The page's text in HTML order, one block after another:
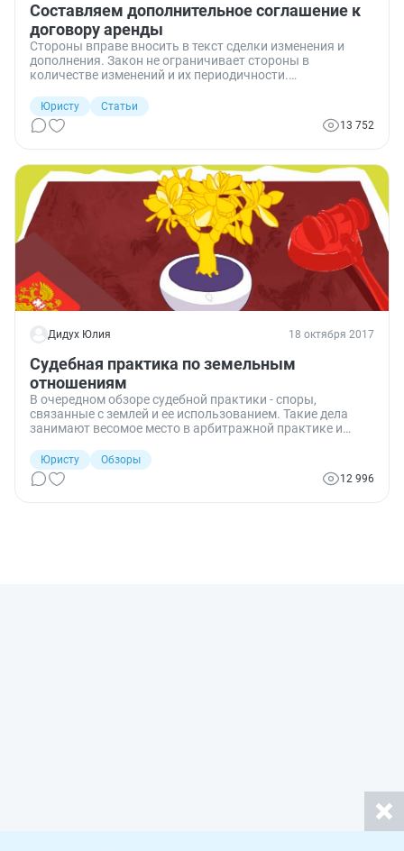
Составляем дополнительное соглашение к
договору аренды
Стороны вправе вносить в текст сделки изменения и
дополнения. Закон не ограничивает стороны в
количестве изменений и их периодичности.
соглашение к договору аренды о внесении изменений.
Юристу
Статьи
13 752
Дидух Юлия 18 октября 2017
Судебная практика по земельным
отношениям
В очередном обзоре судебной практики - споры,
связанные с землей и ее использованием. Такие дела
занимают весомое место в арбитражной практике и
аренда, купля-продажа и производство.
Юристу
Обзоры
12 996